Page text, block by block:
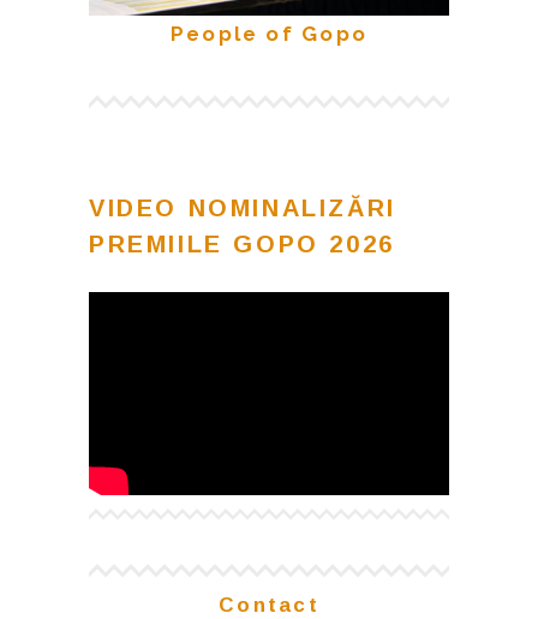
People of Gopo
VIDEO NOMINALIZĂRI
PREMIILE GOPO 2026
Contact